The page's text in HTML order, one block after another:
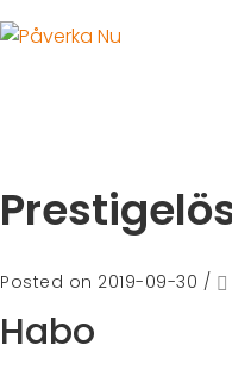
Posted on 2019-09-30 /
Habo